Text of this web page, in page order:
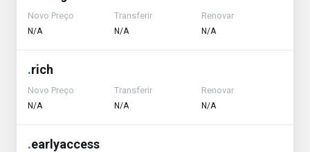
Novo Preço
N/A
Transferir
N/A
Renovar
N/A
.rich
Novo Preço
N/A
Transferir
N/A
Renovar
N/A
.earlyaccess